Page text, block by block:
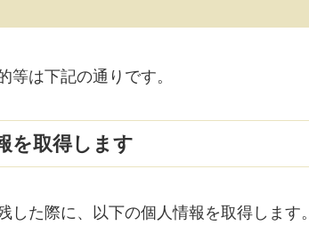
等は下記の通りです。
を取得します
た際に、以下の個人情報を取得します。